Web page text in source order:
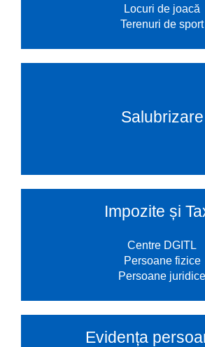
Locuri de joacă
Terenuri de sport
Salubrizare
Impozite și
Centre DGITL
Persoane fizice
Persoane juridice
Evidența